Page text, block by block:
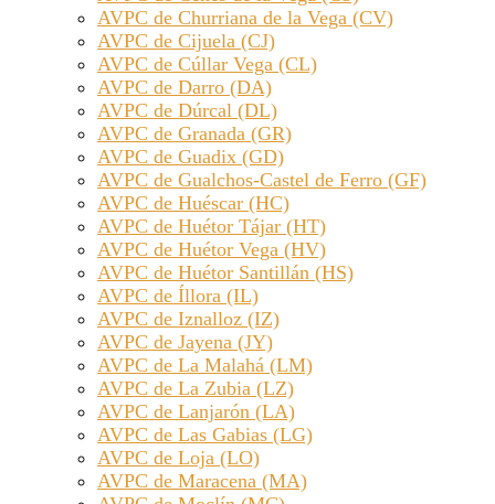
AVPC de Churriana de la Vega (CV)
AVPC de Cijuela (CJ)
AVPC de Cúllar Vega (CL)
AVPC de Darro (DA)
AVPC de Dúrcal (DL)
AVPC de Granada (GR)
AVPC de Guadix (GD)
AVPC de Gualchos-Castel de Ferro (GF)
AVPC de Huéscar (HC)
AVPC de Huétor Tájar (HT)
AVPC de Huétor Vega (HV)
AVPC de Huétor Santillán (HS)
AVPC de Íllora (IL)
AVPC de Iznalloz (IZ)
AVPC de Jayena (JY)
AVPC de La Malahá (LM)
AVPC de La Zubia (LZ)
AVPC de Lanjarón (LA)
AVPC de Las Gabias (LG)
AVPC de Loja (LO)
AVPC de Maracena (MA)